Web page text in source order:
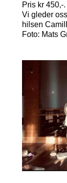
Pris kr 450,-.
Vi gleder
hilsen
Foto: Mats